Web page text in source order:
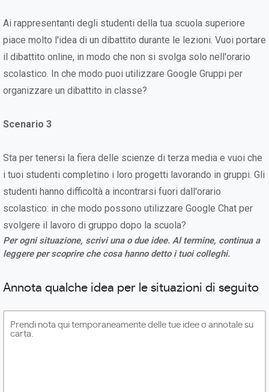
Ai rappresentanti degli studenti della tua scuola superiore
piace molto l'idea di un dibattito durante le lezioni. Vuoi portare
il dibattito online, in modo che non si svolga solo nell'orario
scolastico. In che modo puoi utilizzare Google Gruppi per
organizzare un dibattito in classe?
Scenario 3
Sta per tenersi la fiera delle scienze di terza media e vuoi che
i tuoi studenti completino i loro progetti lavorando in gruppi. Gli
studenti hanno difficoltà a incontrarsi fuori dall'orario
scolastico: in che modo possono utilizzare Google Chat per
svolgere il lavoro di gruppo dopo la scuola?
Per ogni situazione, scrivi una o due idee. Al termine, continua a
leggere per scoprire che cosa hanno detto i tuoi colleghi.
Annota qualche idea per le situazioni di seguito